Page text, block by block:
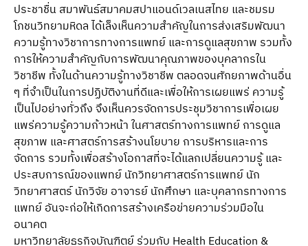
ประชาชื่น สมาพันธ์สมาคมสปาแอนด์เวลเนสไทย และชมรม
โภชนวิทยามหิดล ได้เล็งเห็นความสําคัญในการส่งเสริมพัฒนา
ความรู้ทางวิชาการทางการแพทย์ และการดูแลสุขภาพ รวมทั้ง
การให้ความสําคัญกับการพัฒนาคุณภาพของบุคลากรใน
วิชาชีพ ทั้งในด้านความรู้ทางวิชาชีพ ตลอดจนศักยภาพด้านอื่น
ๆ ที่จําเป็นในการปฏิบัติงานที่ดีและเพื่อให้การเผยแพร่ ความรู้
เป็นไปอย่างทั่วถึง จึงเห็นควรจัดการประชุมวิชาการเพื่อเผย
แพร่ความรู้ความก้าวหน้า ในศาสตร์ทางการแพทย์ การดูแล
สุขภาพ และศาสตร์การสร้างนโยบาย การบริหารและการ
จัดการ รวมทั้งเพื่อสร้างโอกาสที่จะได้แลกเปลี่ยนความรู้ และ
ประสบการณ์ของแพทย์ นักวิทยาศาสตร์การแพทย์ นัก
วิทยาศาสตร์ นักวิจัย อาจารย์ นักศึกษา และบุคลากรทางการ
แพทย์ อันจะก่อให้เกิดการสร้างเครือข่ายความร่วมมือใน
อนาคต
มหาวิทยาลัยธุรกิจบัณฑิตย์ ร่วมกับ Health Education &